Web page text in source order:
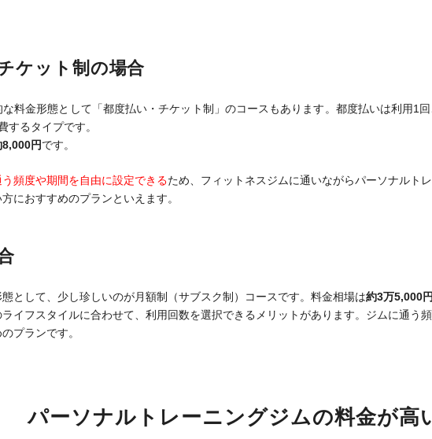
ケット制の場合
料金形態として「都度払い・チケット制」のコースもあります。都度払いは利用1
するタイプです。
8,000円です。
頻度や期間を自由に設定できるため、フィットネスジムに通いながらパーソナルト
におすすめのプランといえます。
として、少し珍しいのが月額制（サブスク制）コースです。料金相場は約3万5,000
イフスタイルに合わせて、利用回数を選択できるメリットがあります。ジムに通う
プランです。
パーソナルトレーニングジムの料金が高